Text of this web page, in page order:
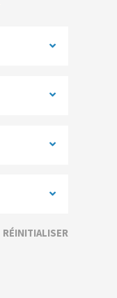
RÉINITIALISER